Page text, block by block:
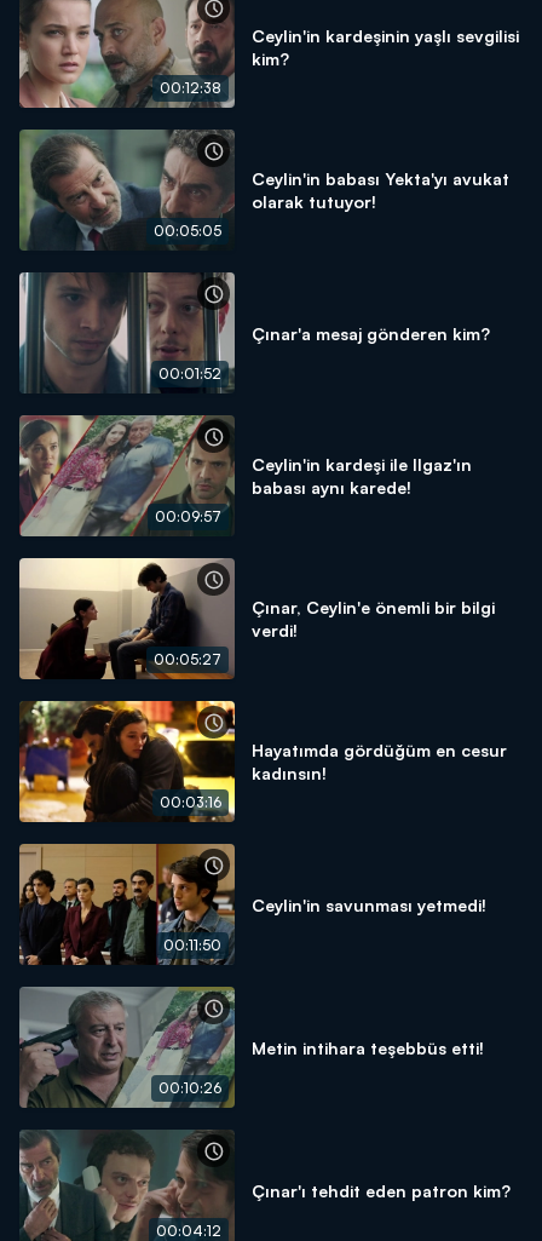
00:12:38
Ceylin'in kardeşinin yaşlı sevgilisi
kim?
00:05:05
Ceylin'in babası Yekta'yı avukat
olarak tutuyor!
00:01:52
Çınar'a mesaj gönderen kim?
00:09:57
Ceylin'in kardeşi ile Ilgaz'ın
babası aynı karede!
00:05:27
Çınar, Ceylin'e önemli bir bilgi
verdi!
00:03:16
Hayatımda gördüğüm en cesur
kadınsın!
00:11:50
Ceylin'in savunması yetmedi!
00:10:26
Metin intihara teşebbüs etti!
00:04:12
Çınar'ı tehdit eden patron kim?